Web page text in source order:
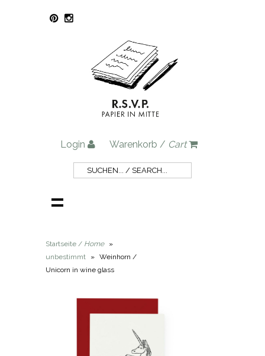
Login Warenkorb / Cart
Startseite / Home
»
unbestimmt
» Weinhorn /
Unicorn in wine glass